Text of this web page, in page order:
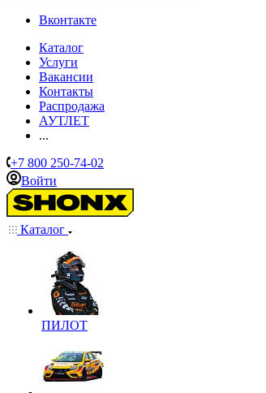
Вконтакте
Каталог
Услуги
Вакансии
Контакты
Распродажа
АУТЛЕТ
...
+7 800 250-74-02
Войти
Каталог
ПИЛОТ